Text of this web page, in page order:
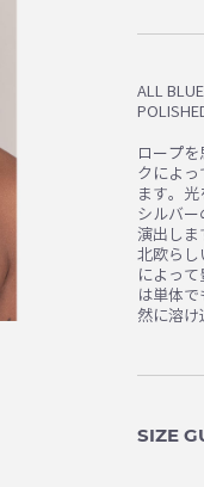
ALL
ロープ
クによ
ます。
シルバ
演出しま
北欧らし
によっ
は単体
然に溶け
SIZE